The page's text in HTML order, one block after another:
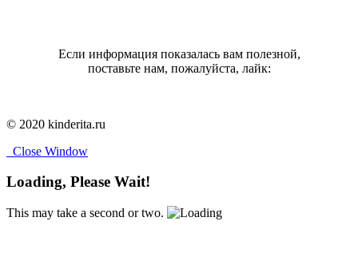
Если информация показалась вам полезной,
поставьте нам, пожалуйста, лайк:
© 2020 kinderita.ru
Close Window
Loading, Please Wait!
This may take a second or two.